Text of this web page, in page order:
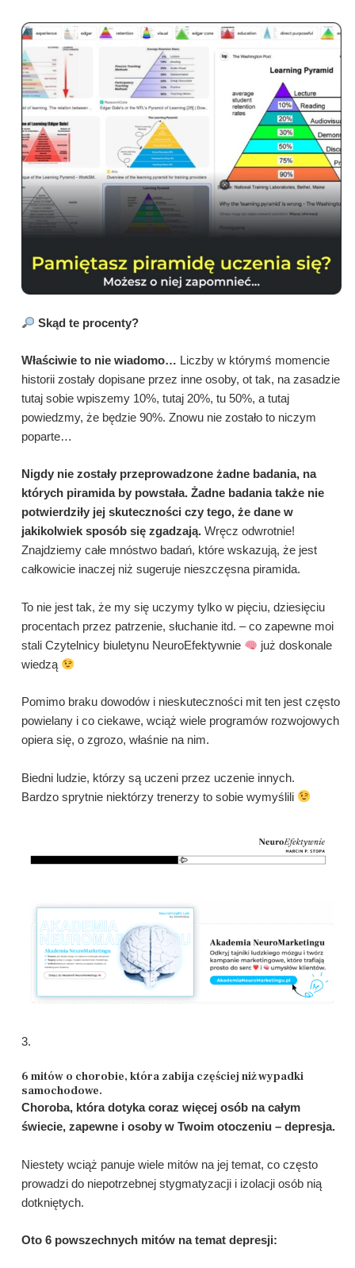
Skąd te procenty?
Właściwie to nie wiadomo… Liczby w którymś momencie
historii zostały dopisane przez inne osoby, ot tak, na zasadzie
tutaj sobie wpiszemy 10%, tutaj 20%, tu 50%, a tutaj
powiedzmy, że będzie 90%. Znowu nie zostało to niczym
poparte…
Nigdy nie zostały przeprowadzone żadne badania, na
których piramida by powstała. Żadne badania także nie
potwierdziły jej skuteczności czy tego, że dane w
jakikolwiek sposób się zgadzają. Wręcz odwrotnie!
Znajdziemy całe mnóstwo badań, które wskazują, że jest
całkowicie inaczej niż sugeruje nieszczęsna piramida.
To nie jest tak, że my się uczymy tylko w pięciu, dziesięciu
procentach przez patrzenie, słuchanie itd. – co zapewne moi
stali Czytelnicy biuletynu NeuroEfektywnie
już doskonale
wiedzą
Pomimo braku dowodów i nieskuteczności mit ten jest często
powielany i co ciekawe, wciąż wiele programów rozwojowych
opiera się, o zgrozo, właśnie na nim.
Biedni ludzie, którzy są uczeni przez uczenie innych.
Bardzo sprytnie niektórzy trenerzy to sobie wymyślili
3.
6 mitów o chorobie, która zabija częściej niż wypadki
samochodowe.
Choroba, która dotyka coraz więcej osób na całym
świecie, zapewne i osoby w Twoim otoczeniu – depresja.
Niestety wciąż panuje wiele mitów na jej temat, co często
prowadzi do niepotrzebnej stygmatyzacji i izolacji osób nią
dotkniętych.
Oto 6 powszechnych mitów na temat depresji: